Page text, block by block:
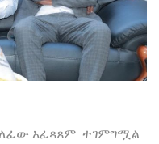
አፈጻጸም ተገምግሟል